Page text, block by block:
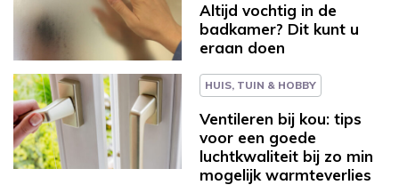
Altijd vochtig in de
badkamer? Dit kunt u
eraan doen
HUIS, TUIN & HOBBY
Ventileren bij kou: tips
voor een goede
luchtkwaliteit bij zo min
mogelijk warmteverlies